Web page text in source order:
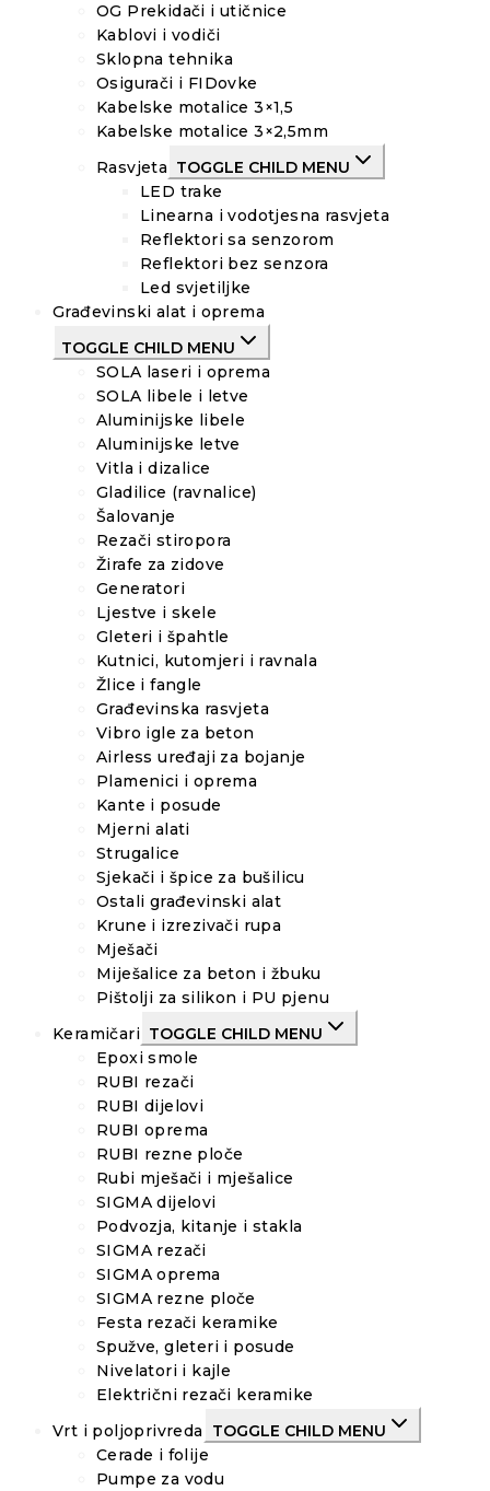
OG Prekidači i utičnice
Kablovi i vodiči
Sklopna tehnika
Osigurači i FIDovke
Kabelske motalice 3×1,5
Kabelske motalice 3×2,5mm
Rasvjeta TOGGLE CHILD MENU
LED trake
Linearna i vodotjesna rasvjeta
Reflektori sa senzorom
Reflektori bez senzora
Led svjetiljke
Građevinski alat i oprema
TOGGLE CHILD MENU
SOLA laseri i oprema
SOLA libele i letve
Aluminijske libele
Aluminijske letve
Vitla i dizalice
Gladilice (ravnalice)
Šalovanje
Rezači stiropora
Žirafe za zidove
Generatori
Ljestve i skele
Gleteri i špahtle
Kutnici, kutomjeri i ravnala
Žlice i fangle
Građevinska rasvjeta
Vibro igle za beton
Airless uređaji za bojanje
Plamenici i oprema
Kante i posude
Mjerni alati
Strugalice
Sjekači i špice za bušilicu
Ostali građevinski alat
Krune i izrezivači rupa
Mješači
Miješalice za beton i žbuku
Pištolji za silikon i PU pjenu
Keramičari TOGGLE CHILD MENU
Epoxi smole
RUBI rezači
RUBI dijelovi
RUBI oprema
RUBI rezne ploče
Rubi mješači i mješalice
SIGMA dijelovi
Podvozja, kitanje i stakla
SIGMA rezači
SIGMA oprema
SIGMA rezne ploče
Festa rezači keramike
Spužve, gleteri i posude
Nivelatori i kajle
Električni rezači keramike
Vrt i poljoprivreda
TOGGLE CHILD MENU
Cerade i folije
Pumpe za vodu